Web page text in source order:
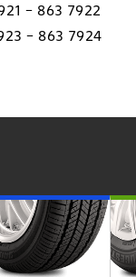
– 863 7922
– 863 7924